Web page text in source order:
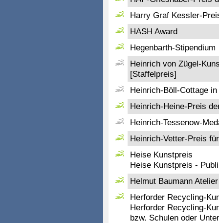
Harry Graf Kessler-
HASH Award
Hegenbarth-Stipendium
Heinrich von Zügel-
[Staffelpreis]
Heinrich-Böll-Cottage
Heinrich-Heine-Preis
Heinrich-Tessenow-
Heinrich-Vetter-Preis
Heise Kunstpreis
Heise Kunstpreis -
Helmut Baumann
Herforder Recycling-
Herforder Recycling-
bzw. Schulen oder